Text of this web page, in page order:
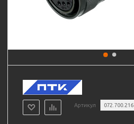
Артикул 072.700.216